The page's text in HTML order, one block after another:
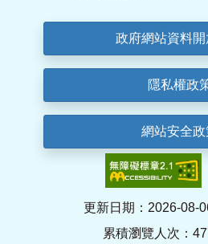
政府網站資料
隱私權政
網站安全政
更新日期：2026-08-
累積瀏覽人次：